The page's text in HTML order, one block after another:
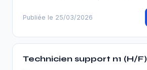
Publiée le 25/03/2026
Technicien support n1 (H/F)